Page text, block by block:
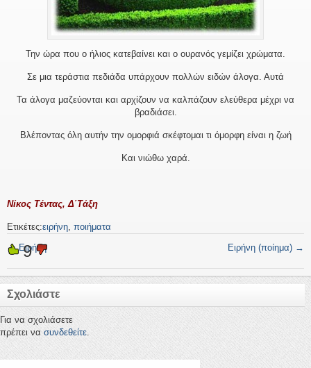
Την ώρα που ο ήλιος κατεβαίνει και ο ουρανός γεμίζει χρώματα.
Σε μια τεράστια πεδιάδα υπάρχουν πολλών ειδών άλογα. Αυτά
Τα άλογα μαζεύονται και αρχίζουν να καλπάζουν ελεύθερα μέχρι να
βραδιάσει.
Βλέποντας όλη αυτήν την ομορφιά σκέφτομαι τι όμορφη είναι η ζωή
Και νιώθω χαρά.
Νίκος Τέντας, Δ΄Τάξη
Ετικέτες:ειρήνη, ποιήματα
←Ειρήνη Ειρήνη (ποίημα) →
9
Σχολιάστε
Για να σχολιάσετε
πρέπει να συνδεθείτε.